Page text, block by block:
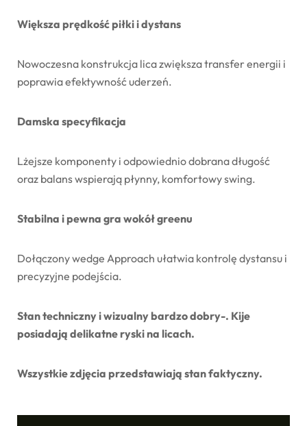
Większa prędkość piłki i dystans
Nowoczesna konstrukcja lica zwiększa transfer energii i
poprawia efektywność uderzeń.
Damska specyfikacja
Lżejsze komponenty i odpowiednio dobrana długość
oraz balans wspierają płynny, komfortowy swing.
Stabilna i pewna gra wokół greenu
Dołączony wedge Approach ułatwia kontrolę dystansu i
precyzyjne podejścia.
Stan techniczny i wizualny bardzo dobry-. Kije
posiadają delikatne ryski na licach.
Wszystkie zdjęcia przedstawiają stan faktyczny.